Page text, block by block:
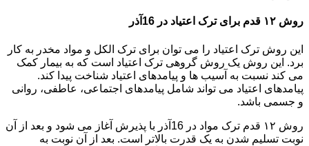
روش ۱۲ قدم برای ترک اعتیاد در 16آذر
این روش ترک اعتیاد را می توان برای ترک الکل و مواد مخدر به کار
برد. این روش یک روش گروهی ترک اعتیاد است که به بیمار کمک
می کند نسبت به آسیب ها و پیامدهای اعتیاد شناخت پیدا کند.
پیامدهای اعتیاد می تواند شامل پیامدهای اجتماعی، عاطفی، روانی
و جسمی باشد.
روش ۱۲ قدم ترک مواد در 16آذر با پذیرش آغاز می شود و بعد از آن
نوبت تسلیم شدن به یک قدرت بالاتر است. بعد از آن نوبت به